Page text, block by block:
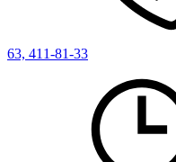
63, 411-81-33